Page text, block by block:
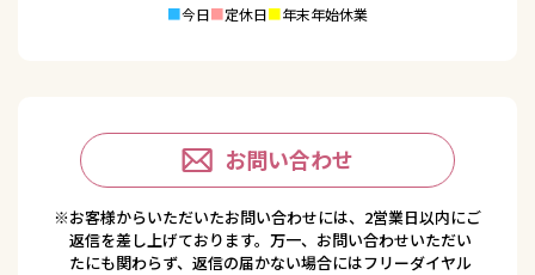
■今日■定休日■年末年始休業
お問い合わせ
※お客様からいただいたお問い合わせには、2営業日以内にご
返信を差し上げております。万一、お問い合わせいただい
たにも関わらず、返信の届かない場合にはフリーダイヤル